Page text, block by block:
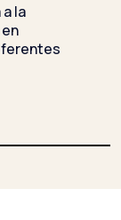
la